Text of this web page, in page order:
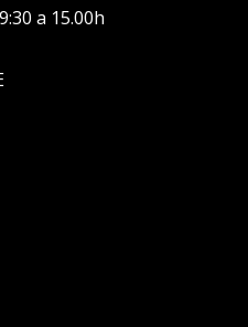
a 15.00h